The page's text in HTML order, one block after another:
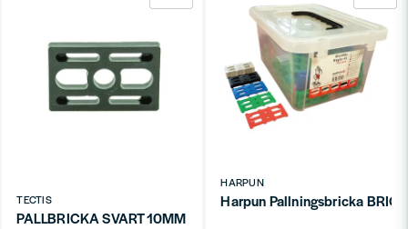
Vi använder produkterna själva i grundarbeten.
Snabb leverans direkt från lager.
Komplettera medbetongblandare stämpar & stöttor i
kategorinGjuta & bygga.Kontakta oss
projektrådgivning.
TECTIS
PALLBRICKA SVART 10MM (300 ST/FRP)
HARPUN
Harpun Pallningsbricka